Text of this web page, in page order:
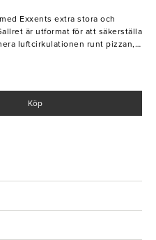
Exxents extra stora och
är utformat för att säkerställa
luftcirkulationen runt pizzan,
färska pizzan direkt från
Köp